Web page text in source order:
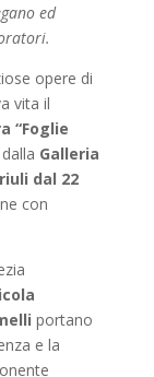
ed
opere di
vita il
“Foglie
Galleria
dal 22
con
portano
e la